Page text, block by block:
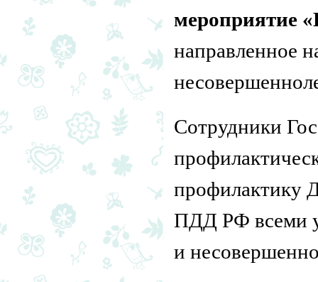
мероприятие
направленное
Сотрудники
профилактику
ПДД РФ всеми
и